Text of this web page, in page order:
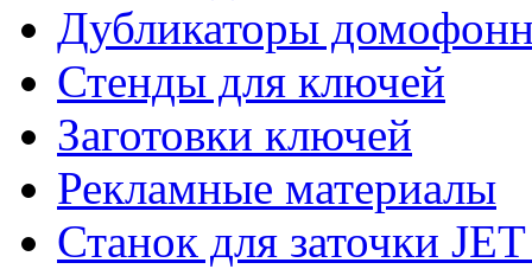
Дубликаторы
Стенды для ключей
Заготовки ключей
Рекламные материалы
Станок для заточки